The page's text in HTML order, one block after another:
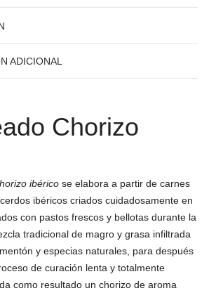
ADICIONAL
Chorizo
ibéricose elabora a partir de carnes
ibéricos criados cuidadosamente en
con pastos frescos y bellotas durante la
tradicional de magro y grasa infiltrada
y especias naturales, para después
de curación lenta y totalmente
como resultado un chorizo de aroma